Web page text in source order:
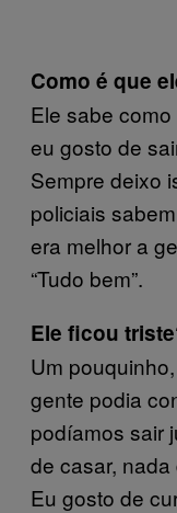
Como é que
Ele sabe
eu gosto de
Sempre deixo
policiais
era melhor a
“Tudo bem”.
Ele ficou
Um
gente podia
podíamos sair
de casar,
Eu gosto de